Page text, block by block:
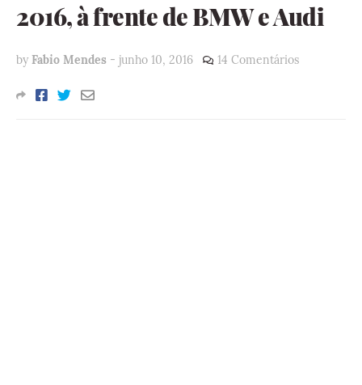
2016, à frente de BMW e Audi
by Fabio Mendes - junho 10, 2016 14 Comentários